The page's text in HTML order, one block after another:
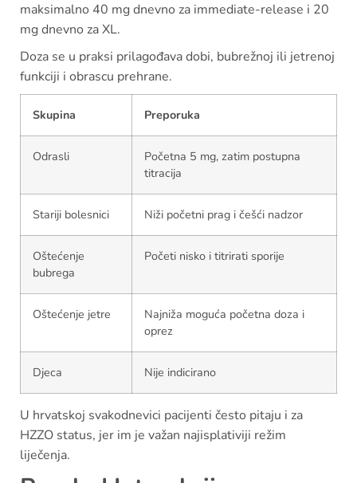
maksimalno 40 mg dnevno za immediate-release i 20
mg dnevno za XL.
Doza se u praksi prilagođava dobi, bubrežnoj ili jetrenoj
funkciji i obrascu prehrane.
Skupina Preporuka
Odrasli
Početna 5 mg, zatim postupna
titracija
Stariji bolesnici Niži početni prag i češći nadzor
Oštećenje
bubrega
Početi nisko i titrirati sporije
Oštećenje jetre
Najniža moguća početna doza i
oprez
Djeca Nije indicirano
U hrvatskoj svakodnevici pacijenti često pitaju i za
HZZO status, jer im je važan najisplativiji režim
liječenja.